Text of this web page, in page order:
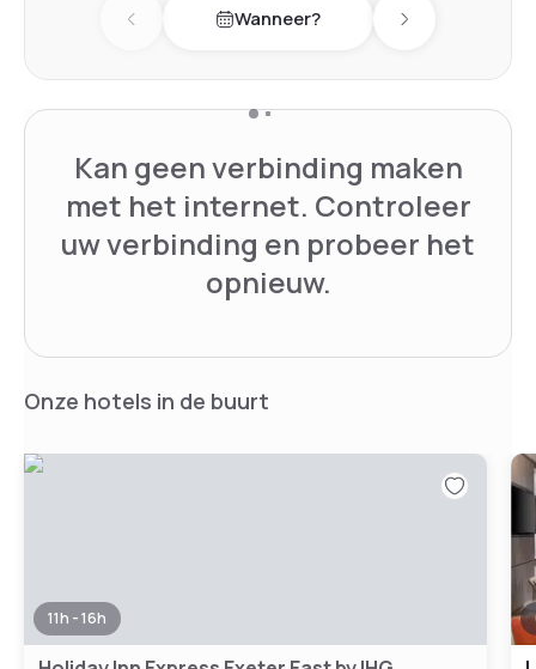
Previous dayWanneer? Next day
Kan geen verbinding maken
met het internet. Controleer
uw verbinding en probeer het
opnieuw.
Onze hotels in de buurt
11h - 16h